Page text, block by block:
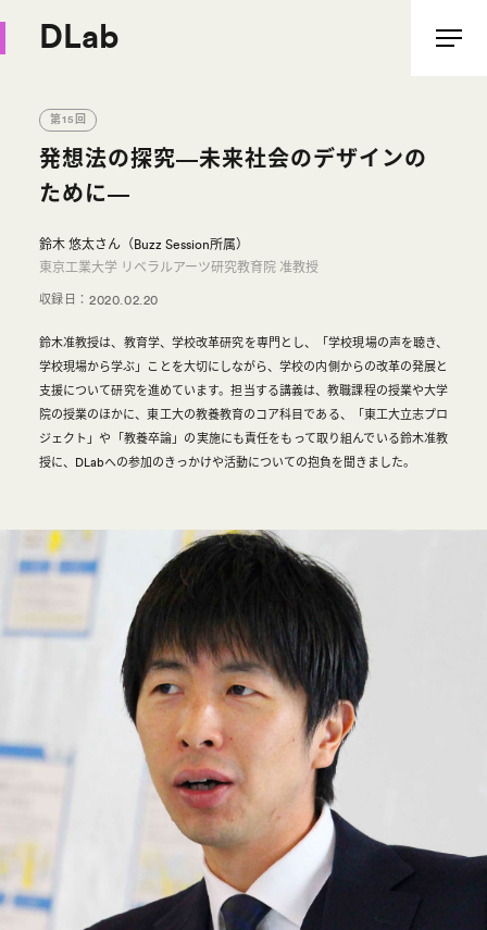
DLab
第15回
発想法の探究―未来社会のデザインの
ために―
鈴木 悠太さん（Buzz Session所属）
東京工業大学 リベラルアーツ研究教育院 准教授
収録日：2020.02.20
鈴木准教授は、教育学、学校改革研究を専門とし、「学校現場の声を聴き、
学校現場から学ぶ」ことを大切にしながら、学校の内側からの改革の発展と
支援について研究を進めています。担当する講義は、教職課程の授業や大学
院の授業のほかに、東工大の教養教育のコア科目である、「東工大立志プロ
ジェクト」や「教養卒論」の実施にも責任をもって取り組んでいる鈴木准教
授に、DLabへの参加のきっかけや活動についての抱負を聞きました。